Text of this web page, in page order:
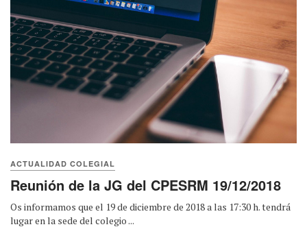
ACTUALIDAD COLEGIAL
Reunión de la JG del CPESRM 19/12/2018
Os informamos que el 19 de diciembre de 2018 a las 17:30 h. tendrá
lugar en la sede del colegio ...